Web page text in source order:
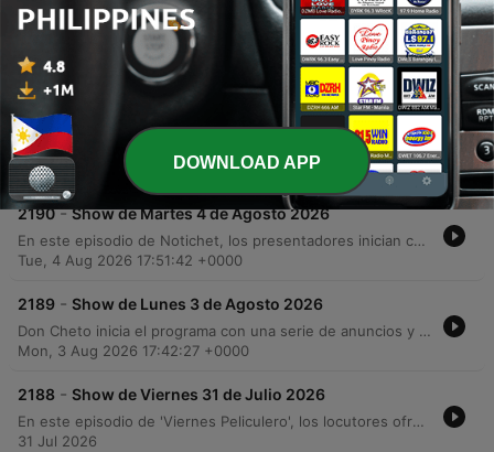
Episodes
2191 - Show de Miércoles 5 de Agosto 2026
En este episodio de 'Don Cheto al Aire', los locutores abordan diversos dilemas personales en la sección 'Las Desorientadas', tratando temas de infidelidad familiar, deudas y consejos para encuentros inesperados. El programa transita hacia un bloque informativo con 'Notiché', donde se reportan alertas sanitarias por viajes a México, operativos migratorios en EE. UU. y noticias sobre seguridad y política internacional. El episodio también incluye una cobertura de deportes, analizando la pretemporada de la NFL y resultados de fútbol, junto con sucesos de espectáculos relacionados con influencers. Finalmente, se ofrece un consultorio legal sobre procesos migratorios y se cierra con una serie de anécdotas humorísticas sobre cómo las prioridades y los hábitos cambian con la edad.
Wed, 5 Aug 2026 19:13:47 +0000
2190 - Show de Martes 4 de Agosto 2026
En este episodio de Notichet, los presentadores inician con la dinámica de 'quemados', donde los oyentes comparten anécdotas personales y chismes sobre familiares y empleos. El programa transita hacia un bloque informativo que aborda temas de actualidad como aranceles en Estados Unidos, brotes de enfermedades y noticias migratorias. La emisión también explora el mundo del entretenimiento con polémicas de celebridades y debates deportivos sobre el Mundial 2030. Finalmente, se ofrece una sección de consejos psicológicos para gestionar rumores y una entrevista con la abogada Leticia Valencia sobre procesos legales de inmigración y ciudadanía.
Tue, 4 Aug 2026 17:51:42 +0000
2189 - Show de Lunes 3 de Agosto 2026
Don Cheto inicia el programa con una serie de anuncios y la promoción de un sorteo de un Nissan Sentra 2026. A lo largo del episodio, los locutores comparten anécdotas personales, recuerdos de videos virales clásicos de internet y relatos cómicos sobre personajes como Marquitos. El programa también aborda eventos locales en Pico Rivera y Plaza México, concluyendo con una divertida discusión sobre la duración ideal de las visitas familiares y sus efectos en el anfitrión.
Mon, 3 Aug 2026 17:42:27 +0000
2188 - Show de Viernes 31 de Julio 2026
En este episodio de 'Viernes Peliculero', los locutores ofrecen una variada selección de recomendaciones cinematográficas y televisivas, desde la miniserie mexicana 'El Otro Padre' hasta producciones de Christopher Nolan y thrillers basados en hechos reales. También exploran temas de cultura pop, como la cancelación de series en plataformas de streaming y las tendencias actuales en redes sociales. El programa también aborda noticias internacionales de relevancia, incluyendo la crisis migratoria en Ceuta, brotes de Ébola en el Congo y movimientos políticos en Estados Unidos. Finalmente, se profundiza en temas de psicología y relaciones personales con la sexóloga Edelmira Cárdenas, concluyendo con anécdotas de oyentes sobre las decepciones que pueden traer consigo las metas alcanzadas y las compras impulsivas.
31 Jul 2026
DOWNLOAD APP